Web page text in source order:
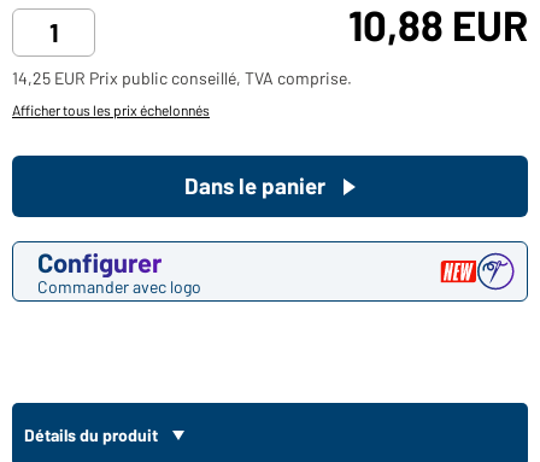
10,88 EUR
14,25 EUR Prix public conseillé, TVA comprise.
Afficher tous les prix échelonnés
Configurer
Commander avec logo
Dans le panier
Détails du produit